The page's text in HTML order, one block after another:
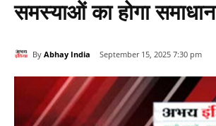
समस्याओं का होगा समाधान
By Abhay India September 15, 2025 7:30 pm